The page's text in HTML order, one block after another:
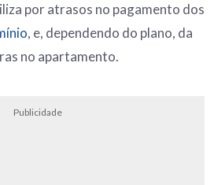
por atrasos no pagamento dos
, e, dependendo do plano, da
no apartamento.
Publicidade